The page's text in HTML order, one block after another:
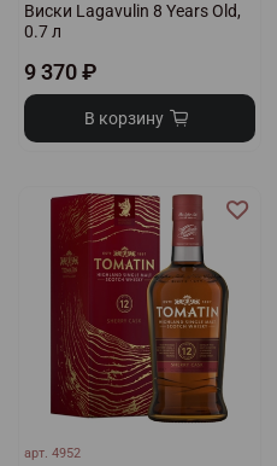
Виски Lagavulin 8 Years Old,
0.7 л
9 370 ₽
В корзину
арт.4952